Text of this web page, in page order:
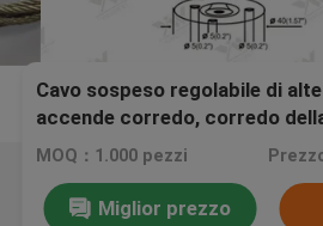
Cavo sospeso regolabile di
accende corredo, corredo
plafoniera
MOQ：1.000 pezzi
Miglior prezzo